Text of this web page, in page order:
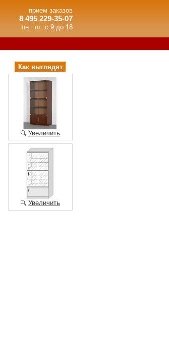
прием заказов
8 495 229-35-07
пн.−пт. с 9 до 18
Как выглядят
Увеличить
Увеличить